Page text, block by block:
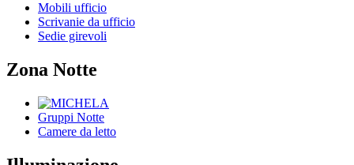
Mobili ufficio
Scrivanie da ufficio
Sedie girevoli
Zona Notte
Gruppi Notte
Camere da letto